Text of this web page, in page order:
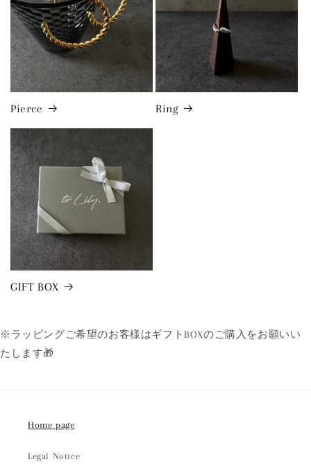
Pierce Ring
GIFT BOX
※ラッピングご希望のお客様はギフトBOXのご購入をお願いい
たします🎁
Home page
Legal Notice